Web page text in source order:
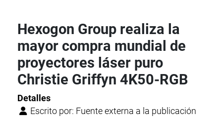
Hexogon Group realiza la
mayor compra mundial de
proyectores láser puro
Christie Griffyn 4K50-RGB
Detalles
Escrito por: Fuente externa a la publicación